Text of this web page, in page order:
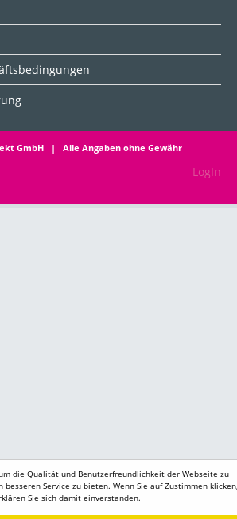
die Qualität und Benutzerfreundlichkeit der Webseite zu
besseren Service zu bieten. Wenn Sie auf Zustimmen klicken,
Sie sich damit einverstanden.
GmbH | Alle Angaben ohne Gewähr
LogIn